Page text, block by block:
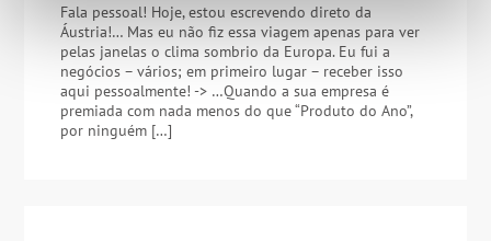
Fala pessoal! Hoje, estou escrevendo direto da
Áustria!… Mas eu não fiz essa viagem apenas para ver
pelas janelas o clima sombrio da Europa. Eu fui a
negócios – vários; em primeiro lugar – receber isso
aqui pessoalmente! -> …Quando a sua empresa é
premiada com nada menos do que “Produto do Ano”,
por ninguém […]